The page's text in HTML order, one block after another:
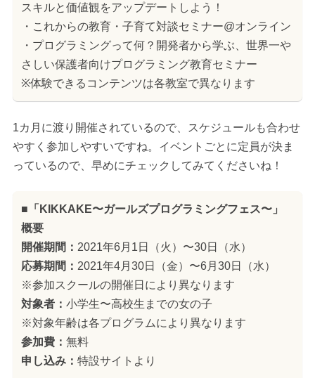
スキルと価値観をアップデートしよう！
・これからの教育・子育て対談セミナー@オンライン
・プログラミングって何？開発者から学ぶ、世界一や
さしい保護者向けプログラミング教育セミナー
※体験できるコンテンツは各教室で異なります
1カ月に渡り開催されているので、スケジュールも合わせ
やすく参加しやすいですね。イベントごとに定員が決ま
っているので、早めにチェックしてみてくださいね！
■「KIKKAKE〜ガールズプログラミングフェス〜」
概要
開催期間： 2021年6月1日（火）〜30日（水）
応募期間： 2021年4月30日（金）〜6月30日（水）
※参加スクールの開催日により異なります
対象者： 小学生〜高校生までの女の子
※対象年齢は各プログラムにより異なります
参加費： 無料
申し込み： 特設サイトより